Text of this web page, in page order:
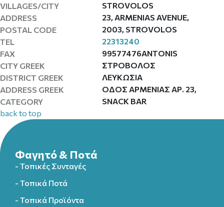
VILLAGES/CITY
STROVOLOS
ADDRESS
23, ARMENIAS AVENUE,
POSTAL CODE
2003, STROVOLOS
TEL
22313240
FAX
99577476ANTONIS
CITY GREEK
ΣΤΡΟΒΟΛΟΣ
DISTRICT GREEK
ΛΕΥΚΩΣΙΑ
ADDRESS GREEK
ΟΔΟΣ ΑΡΜΕΝΙΑΣ ΑΡ. 23,
CATEGORY
SNACK BAR
back to top
Φαγητό & Ποτά
- Τοπικές Συνταγές
- Τοπικά Ποτά
- Τοπικά Προϊόντα